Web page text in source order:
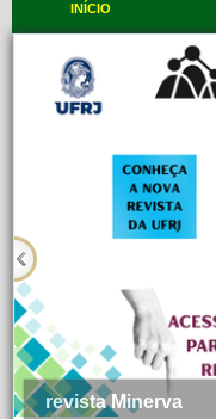
INÍCIO
revista Minerva